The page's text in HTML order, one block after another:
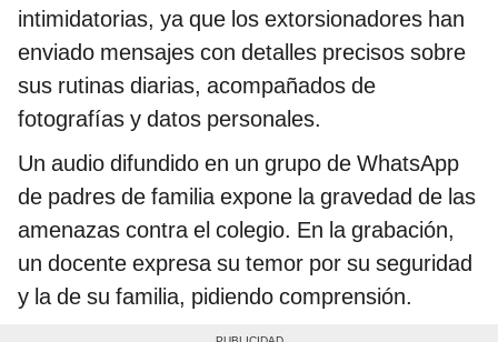
intimidatorias, ya que los extorsionadores han
enviado mensajes con detalles precisos sobre
sus rutinas diarias, acompañados de
fotografías y datos personales.
Un audio difundido en un grupo de WhatsApp
de padres de familia expone la gravedad de las
amenazas contra el colegio. En la grabación,
un docente expresa su temor por su seguridad
y la de su familia, pidiendo comprensión.